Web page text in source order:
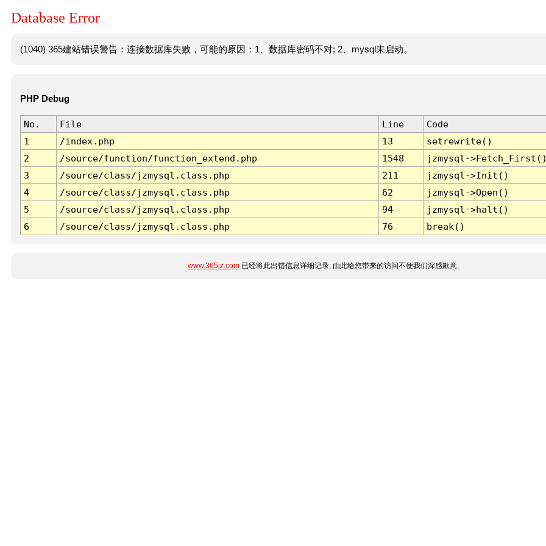
Database Error
(1040) 365建站错误警告：连接数据库失败，可能的原因：1、数据库密码不对; 2、mysql未启动。
PHP Debug
No. File Line
Code
1
/index.php 13
setrewrite()
2
/source/function/function_extend.php 1548
jzmysql-
3
/source/class/jzmysql.class.php 211
jzmysql->Init()
4
/source/class/jzmysql.class.php 62
jzmysql->Open()
5
/source/class/jzmysql.class.php 94
jzmysql->halt()
6
/source/class/jzmysql.class.php 76 break()
www.365jz.com已经将此出错信息详细记录, 由此给您带来的访问不便我们深感歉意.